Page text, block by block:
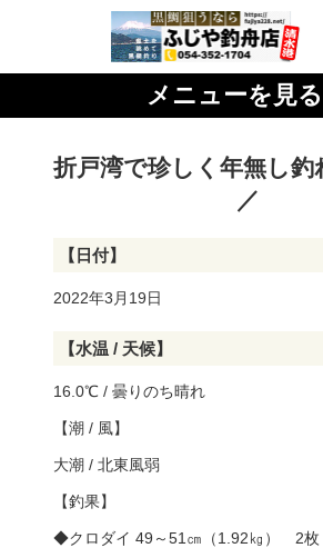
メニューを見る
折戸湾で珍しく年無し
／
【日付】
2022年3月19日
【水温 / 天候】
16.0℃ / 曇りのち晴れ
【潮 / 風】
大潮 / 北東風弱
【釣果】
◆クロダイ 49～51㎝（1.92㎏） 2